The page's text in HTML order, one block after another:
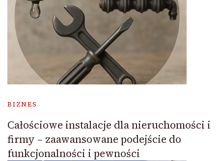
BIZNES
Całościowe instalacje dla nieruchomości i
firmy – zaawansowane podejście do
funkcjonalności i pewności